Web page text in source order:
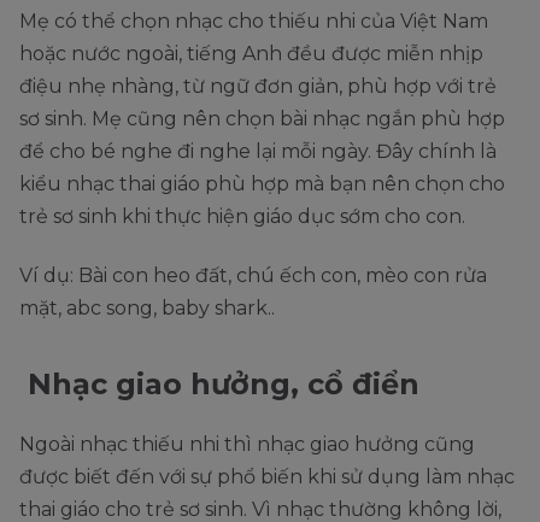
Mẹ có thể chọn nhạc cho thiếu nhi của Việt Nam
hoặc nước ngoài, tiếng Anh đều được miễn nhịp
điệu nhẹ nhàng, từ ngữ đơn giản, phù hợp với trẻ
sơ sinh. Mẹ cũng nên chọn bài nhạc ngắn phù hợp
để cho bé nghe đi nghe lại mỗi ngày. Đây chính là
kiểu nhạc thai giáo phù hợp mà bạn nên chọn cho
trẻ sơ sinh khi thực hiện giáo dục sớm cho con.
Ví dụ: Bài con heo đất, chú ếch con, mèo con rửa
mặt, abc song, baby shark..
Nhạc giao hưởng, cổ điển
Ngoài nhạc thiếu nhi thì nhạc giao hưởng cũng
được biết đến với sự phổ biến khi sử dụng làm nhạc
thai giáo cho trẻ sơ sinh. Vì nhạc thường không lời,